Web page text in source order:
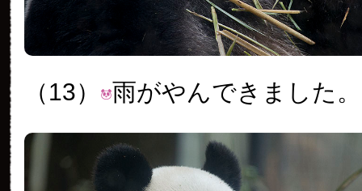
（13） 雨がやんできました。